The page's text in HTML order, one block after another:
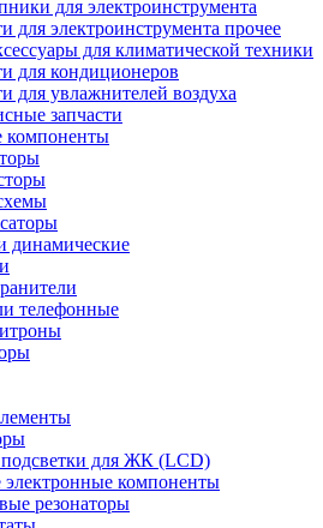
для электроинструмента
для электроинструмента прочее
для климатической техники
для кондиционеров
для увлажнителей воздуха
запчасти
компоненты
динамические
телефонные
для ЖК (LCD)
компоненты
резонаторы